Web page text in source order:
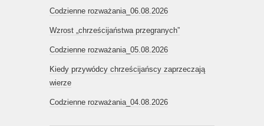
Codzienne rozważania_06.08.2026
Wzrost „chrześcijaństwa przegranych”
Codzienne rozważania_05.08.2026
Kiedy przywódcy chrześcijańscy zaprzeczają
wierze
Codzienne rozważania_04.08.2026